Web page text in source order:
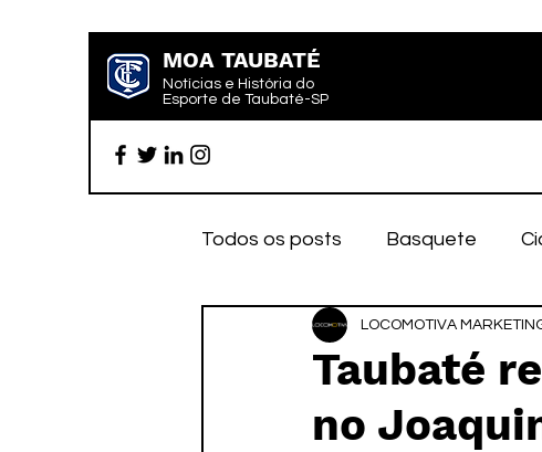
MOA TAUBATÉ
Notícias e História do
Esporte de Taubaté-SP
Todos os posts Basquete
Futebol profissional
Categoria de base
Taubaté
no
LOCOMOTIVA